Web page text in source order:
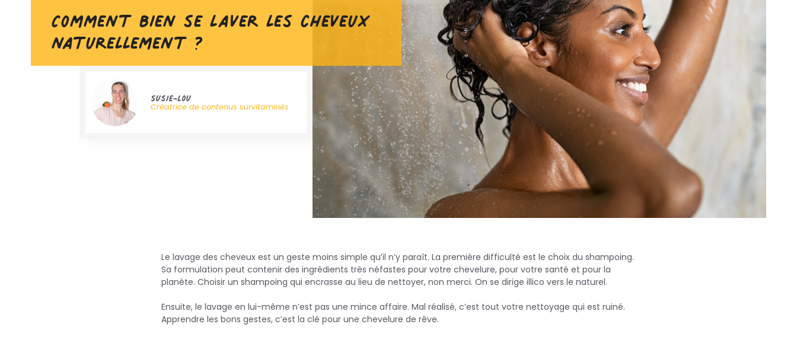
Comment bien se laver les cheveux
naturellement ?
Susie-Lou
Créatrice de contenus survitaminés
Le lavage des cheveux est un geste moins simple qu’il n’y paraît. La première difficulté est le choix du shampoing.
Sa formulation peut contenir des ingrédients très néfastes pour votre chevelure, pour votre santé et pour la
planète. Choisir un shampoing qui encrasse au lieu de nettoyer, non merci. On se dirige illico vers le naturel.
Ensuite, le lavage en lui-même n’est pas une mince affaire. Mal réalisé, c’est tout votre nettoyage qui est ruiné.
Apprendre les bons gestes, c’est la clé pour une chevelure de rêve.